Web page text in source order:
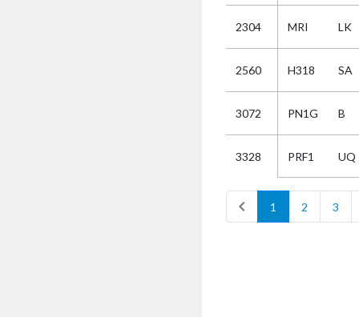
2304 MRI LK
2560 H318 SA
3072 PN1G B
3328 PRF1 UQ
chevron_left 1 2 3